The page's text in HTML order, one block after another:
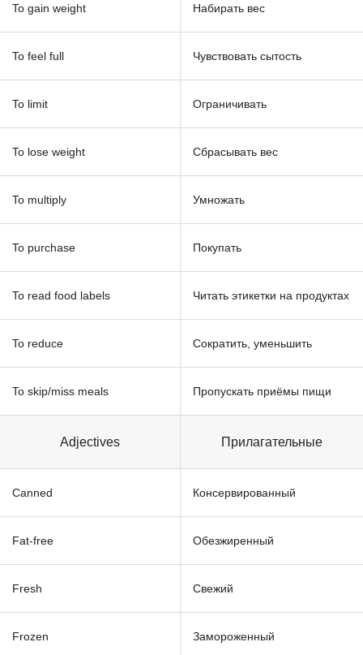
To gain weight Набирать вес
To feel full Чувствовать сытость
To limit Ограничивать
To lose weight Сбрасывать вес
To multiply Умножать
To purchase Покупать
To read food labels Читать этикетки на продуктах
To reduce Сократить, уменьшить
To skip/miss meals Пропускать приёмы пищи
Adjectives Прилагательные
Canned Консервированный
Fat-free Обезжиренный
Fresh Свежий
Frozen Замороженный